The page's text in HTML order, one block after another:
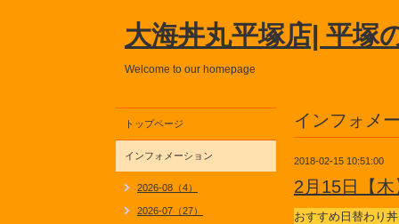
大海丼丸平塚店| 平塚
Welcome to our homepage
インフォメ
2018-02-15 10:51:00
2月15日【
おすすめ日替わり丼
トップページ
インフォメーション
2026-08（4）
2026-07（27）